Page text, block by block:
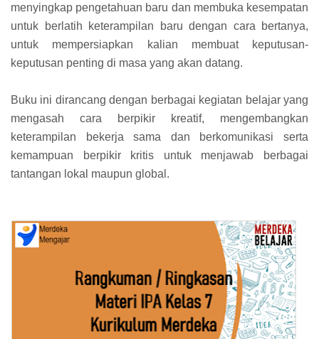
menyingkap pengetahuan baru dan membuka kesempatan
untuk berlatih keterampilan baru dengan cara bertanya,
untuk mempersiapkan kalian membuat keputusan-
keputusan penting di masa yang akan datang.
Buku ini dirancang dengan berbagai kegiatan belajar yang
mengasah cara berpikir kreatif, mengembangkan
keterampilan bekerja sama dan berkomunikasi serta
kemampuan berpikir kritis untuk menjawab berbagai
tantangan lokal maupun global.